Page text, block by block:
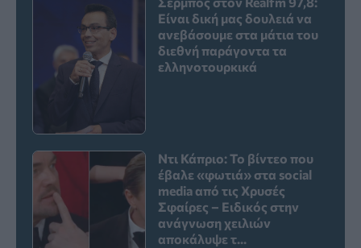
Είναι δική μας δουλειά να
ανεβάσουμε στα μάτια του
διεθνή παράγοντα τα
ελληνοτουρκικά
Ντι Κάπριο: Το βίντεο που
έβαλε «φωτιά» στα social
media από τις Χρυσές
Σφαίρες – Ειδικός στην
ανάγνωση χειλιών
αποκάλυψε τ...